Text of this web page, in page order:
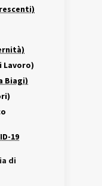
Lavoro)
Biagi)
19
di